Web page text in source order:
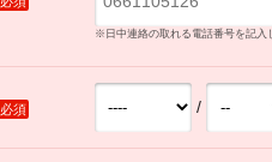
※日中連絡の取れる電話番号を記入
必須 /